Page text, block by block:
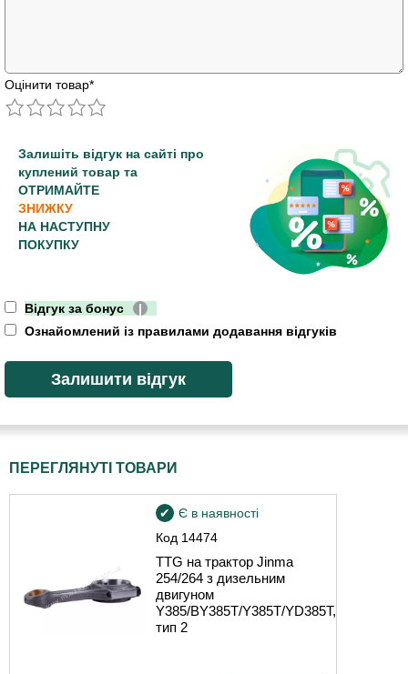
Оцінити товар*
Залишіть відгук на сайті про
куплений товар та
ОТРИМАЙТЕ
ЗНИЖКУ
НА НАСТУПНУ
ПОКУПКУ
Відгук за бонус
|
Ознайомлений із правилами додавання відгуків
ПЕРЕГЛЯНУТІ ТОВАРИ
Код 14474
Є в наявності
TTG на трактор Jinma
254/264 з дизельним
двигуном
Y385/BY385T/Y385T/YD385T,
тип 2